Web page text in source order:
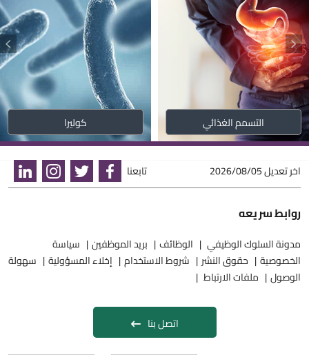
التسمم الغذائي كوليرا
اخر تعديل2026/08/05 تابعنا
روابط سريعه
مدونة السلوك الوظيفي الوظائف بريد الموظفين
سياسة
الخصوصية
حقوق النشر شروط الاستخدام إخلاء المسؤولية
سهولة
الوصول
ملفات الارتباط
اتصل بنا